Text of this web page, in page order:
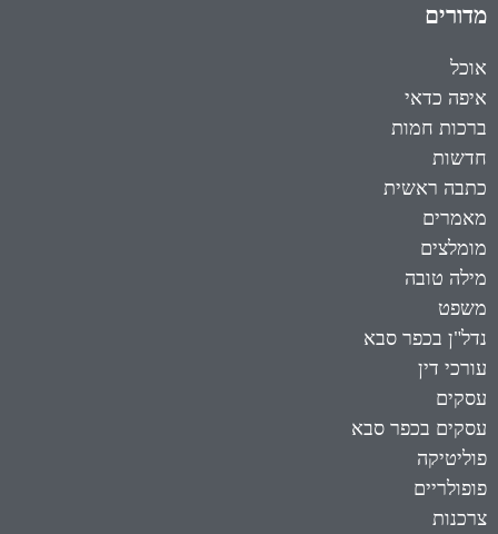
מדורים
אוכל
איפה כדאי
ברכות חמות
חדשות
כתבה ראשית
מאמרים
מומלצים
מילה טובה
משפט
נדל"ן בכפר סבא
עורכי דין
עסקים
עסקים בכפר סבא
פוליטיקה
פופולריים
צרכנות